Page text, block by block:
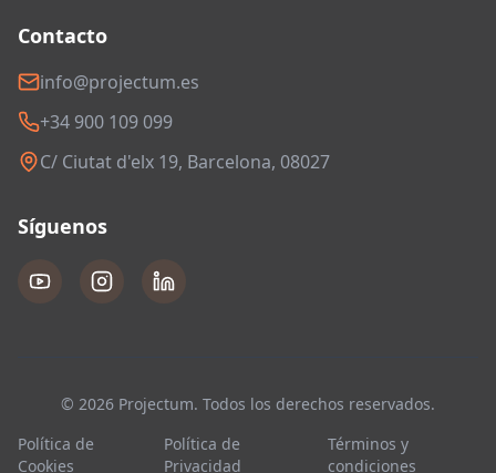
Contacto
info@projectum.es
+34 900 109 099
C/ Ciutat d'elx 19, Barcelona, 08027
Síguenos
© 2026 Projectum. Todos los derechos reservados.
Política de
Cookies
Política de
Privacidad
Términos y
condiciones